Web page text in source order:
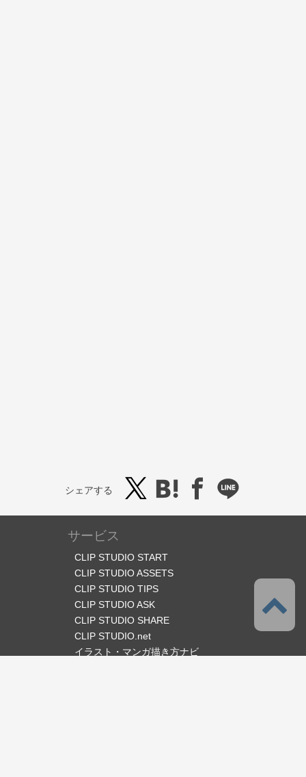
シェアする
サービス
CLIP STUDIO START
CLIP STUDIO ASSETS
CLIP STUDIO TIPS
CLIP STUDIO ASK
CLIP STUDIO SHARE
CLIP STUDIO.net
イラスト・マンガ描き方ナビ